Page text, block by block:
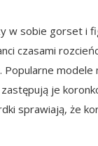
w sobie gorset i
czasami
Popularne
je
sprawiają, że